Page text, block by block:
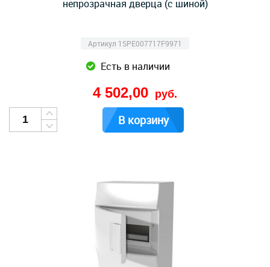
непрозрачная дверца (с шиной)
Артикул 1SPE007717F9971
Есть в наличии
4 502,00 руб.
В корзину